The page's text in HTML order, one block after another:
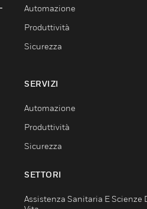
Automazione
Produttività
Sicurezza
SERVIZI
Automazione
Produttività
Sicurezza
SETTORI
Assistenza Sanitaria E Scienze